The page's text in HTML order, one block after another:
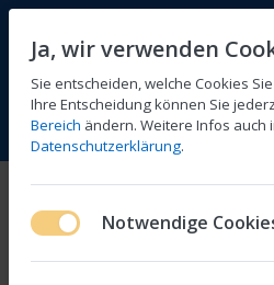
Menü Anmelden Vergleichen
Ja, wir verwenden
Sie entscheiden, welche Cookies
Ihre Entscheidung können Sie
Bereich ändern. Weitere Infos auch
Datenschutzerklärung.
Notwendige